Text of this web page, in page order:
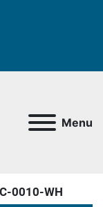
Menu
0010-WH